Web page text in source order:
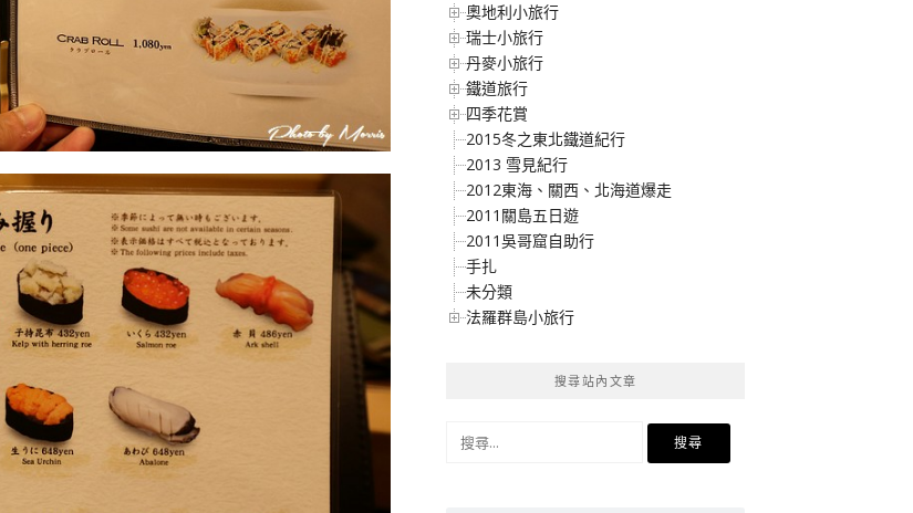
奧地利小旅行
瑞士小旅行
丹麥小旅行
鐵道旅行
四季花賞
2015冬之東北鐵道紀行
2013 雪見紀行
2012東海、關西、北海道爆走
2011關島五日遊
2011吳哥窟自助行
手扎
未分類
法羅群島小旅行
搜尋站內文章